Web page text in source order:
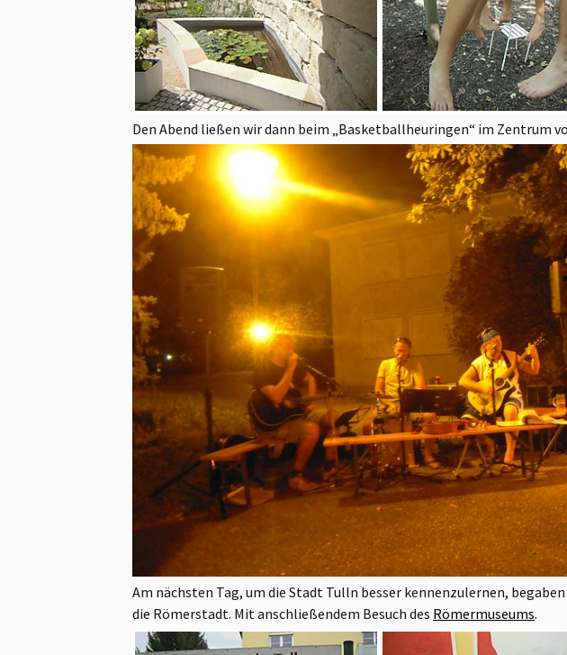
Den Abend ließen wir dann beim „Basketballheuringen“ im Zentrum
Am nächsten Tag, um die Stadt Tulln besser kennenzulernen,
die Römerstadt. Mit anschließendem Besuch des Römermuseums.